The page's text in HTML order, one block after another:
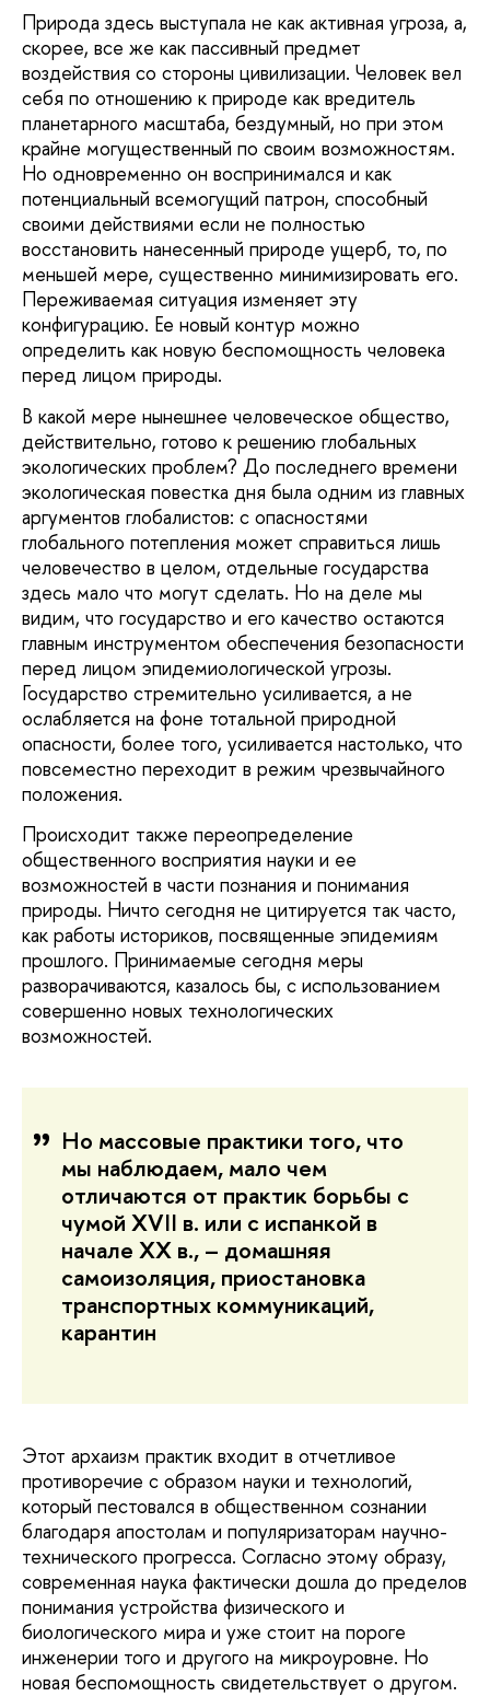
Природа здесь выступала не как активная угроза, а,
скорее, все же как пассивный предмет
воздействия со стороны цивилизации. Человек вел
себя по отношению к природе как вредитель
планетарного масштаба, бездумный, но при этом
крайне могущественный по своим возможностям.
Но одновременно он воспринимался и как
потенциальный всемогущий патрон, способный
своими действиями если не полностью
восстановить нанесенный природе ущерб, то, по
меньшей мере, существенно минимизировать его.
Переживаемая ситуация изменяет эту
конфигурацию. Ее новый контур можно
определить как новую беспомощность человека
перед лицом природы.
В какой мере нынешнее человеческое общество,
действительно, готово к решению глобальных
экологических проблем? До последнего времени
экологическая повестка дня была одним из главных
аргументов глобалистов: с опасностями
глобального потепления может справиться лишь
человечество в целом, отдельные государства
здесь мало что могут сделать. Но на деле мы
видим, что государство и его качество остаются
главным инструментом обеспечения безопасности
перед лицом эпидемиологической угрозы.
Государство стремительно усиливается, а не
ослабляется на фоне тотальной природной
опасности, более того, усиливается настолько, что
повсеместно переходит в режим чрезвычайного
положения.
Происходит также переопределение
общественного восприятия науки и ее
возможностей в части познания и понимания
природы. Ничто сегодня не цитируется так часто,
как работы историков, посвященные эпидемиям
прошлого. Принимаемые сегодня меры
разворачиваются, казалось бы, с использованием
совершенно новых технологических
возможностей.
Но массовые практики того, что
мы наблюдаем, мало чем
отличаются от практик борьбы с
чумой XVII в. или с испанкой в
начале XX в., – домашняя
самоизоляция, приостановка
транспортных коммуникаций,
карантин
Этот архаизм практик входит в отчетливое
противоречие с образом науки и технологий,
который пестовался в общественном сознании
благодаря апостолам и популяризаторам научно-
технического прогресса. Согласно этому образу,
современная наука фактически дошла до пределов
понимания устройства физического и
биологического мира и уже стоит на пороге
инженерии того и другого на микроуровне. Но
новая беспомощность свидетельствует о другом.